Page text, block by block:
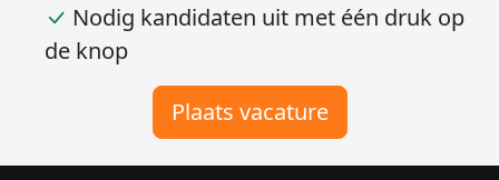
Nodig kandidaten uit met één druk op
de knop
Plaats vacature